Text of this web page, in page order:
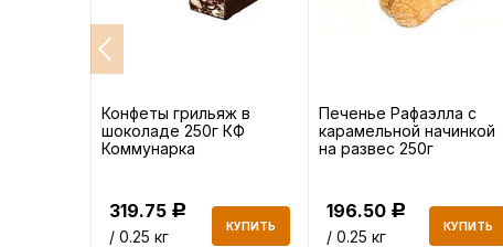
Конфеты грильяж в
шоколаде 250г КФ
Коммунарка
319.75 Р
/ 0.25 кг
КУПИТЬ
Печенье Рафаэлла с
карамельной начинкой
на развес 250г
196.50 Р
/ 0.25 кг
КУПИТЬ